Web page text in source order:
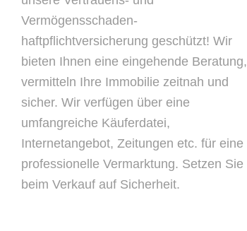
Vermögensschaden-
haftpflichtversicherung geschützt! Wir
bieten Ihnen eine eingehende Beratung,
vermitteln Ihre Immobilie zeitnah und
sicher. Wir verfügen über eine
umfangreiche Käuferdatei,
Internetangebot, Zeitungen etc. für eine
professionelle Vermarktung. Setzen Sie
beim Verkauf auf Sicherheit.